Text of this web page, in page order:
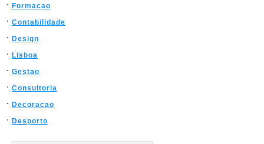
Formacao
Contabilidade
Design
Lisboa
Gestao
Consultoria
Decoracao
Desporto